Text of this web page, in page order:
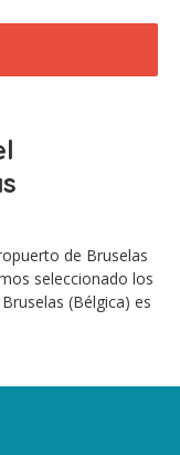
de Bruselas
seleccionado los
(Bélgica) es